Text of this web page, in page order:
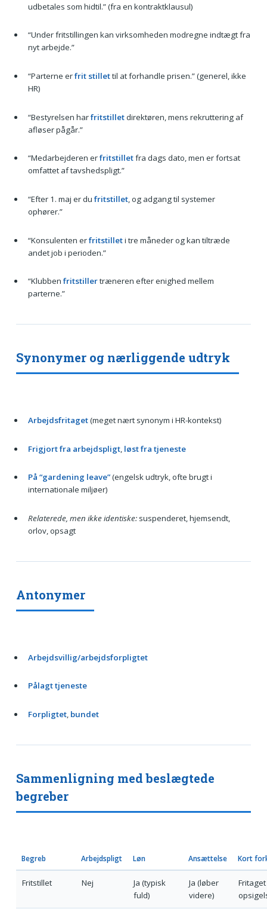
udbetales som hidtil.” (fra en kontraktklausul)
“Under fritstillingen kan virksomheden modregne indtægt fra
nyt arbejde.”
“Parterne erfrit stillettil at forhandle prisen.” (generel, ikke
HR)
“Bestyrelsen harfritstilletdirektøren, mens rekruttering af
afløser pågår.”
“Medarbejderen erfritstilletfra dags dato, men er fortsat
omfattet af tavshedspligt.”
“Efter 1. maj er dufritstillet, og adgang til systemer
ophører.”
“Konsulenten erfritstilleti tre måneder og kan tiltræde
andet job i perioden.”
“Klubbenfritstillertræneren efter enighed mellem
parterne.”
Synonymer og nærliggende udtryk
Arbejdsfritaget(meget nært synonym i HR-kontekst)
Frigjort fra arbejdspligt, løst fra tjeneste
På “gardening leave”(engelsk udtryk, ofte brugt i
internationale miljøer)
Relaterede, men ikke identiske:suspenderet, hjemsendt,
orlov, opsagt
Antonymer
Arbejdsvillig/arbejdsforpligtet
Pålagt tjeneste
Forpligtet, bundet
Sammenligning med beslægtede
begreber
Begreb Arbejdspligt Løn Ansættelse Kort
Fritstillet Nej
Ja (typisk
fuld)
Ja (løber
videre)